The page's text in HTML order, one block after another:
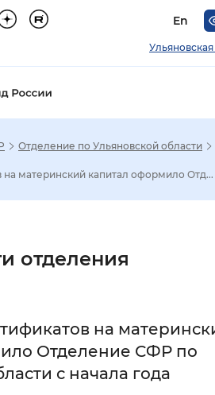
En
отображения
Увеличенный
С засечками
Отделение по Ульяновской области
на материнский капитал оформило Отд...
отделения
на
Отделение СФР по
с начала года